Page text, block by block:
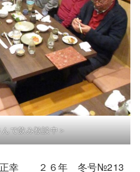
で飲み歓談中＞
幸 ２６年 冬号№213